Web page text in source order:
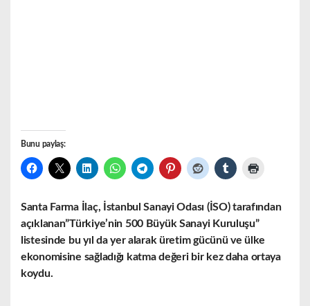
Bunu paylaş:
Santa Farma İlaç, İstanbul Sanayi Odası (İSO) tarafından
açıklanan”Türkiye’nin 500 Büyük Sanayi Kuruluşu”
listesinde bu yıl da yer alarak üretim gücünü ve ülke
ekonomisine sağladığı katma değeri bir kez daha ortaya
koydu.